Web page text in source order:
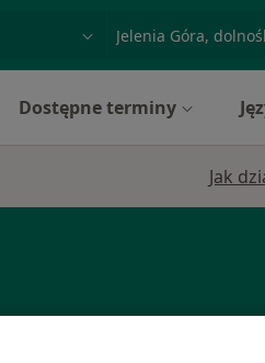
miasto lub
Dostępne terminy
Jak